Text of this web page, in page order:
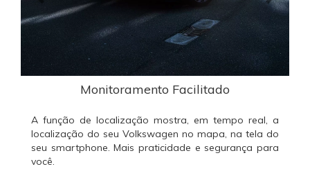
Monitoramento Facilitado
A função de localização mostra, em tempo real, a
localização do seu Volkswagen no mapa, na tela do
seu smartphone. Mais praticidade e segurança para
você.